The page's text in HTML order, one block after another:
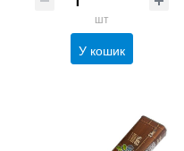
шт
У кошик